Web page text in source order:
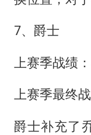
7、爵士
上赛季战绩
上赛季最终
爵士补充了